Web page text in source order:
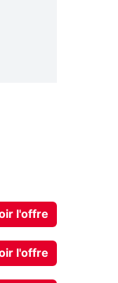
l'offre
l'offre